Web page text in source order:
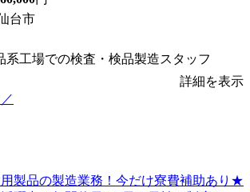
台市
系工場での検査・検品製造スタッフ
詳細を表示